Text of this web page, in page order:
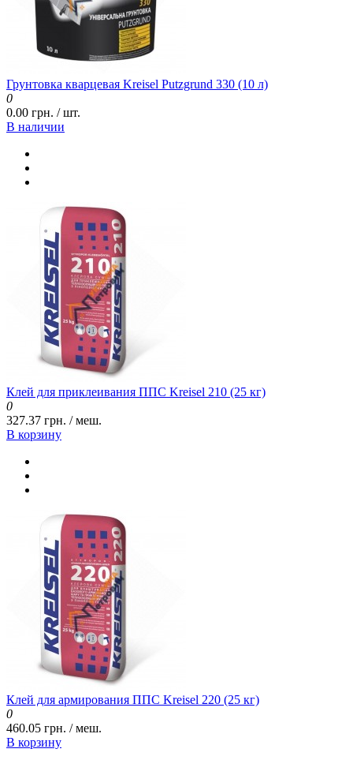
Грунтовка кварцевая Kreisel Putzgrund 330 (10 л)
0
0.00 грн. / шт.
В наличии
Клей для приклеивания ППС Kreisel 210 (25 кг)
0
327.37 грн. / меш.
В корзину
Клей для армирования ППС Kreisel 220 (25 кг)
0
460.05 грн. / меш.
В корзину